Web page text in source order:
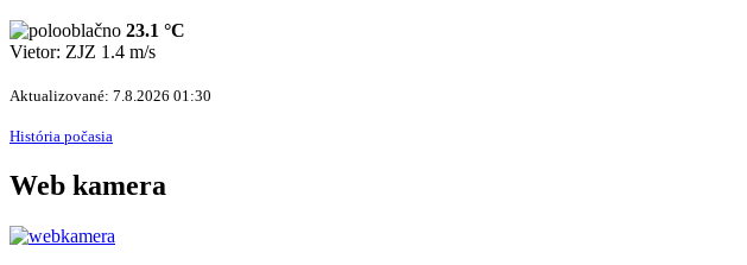
23.1 °C
Vietor: ZJZ 1.4 m/s
Aktualizované: 7.8.2026 01:30
História počasia
Web kamera